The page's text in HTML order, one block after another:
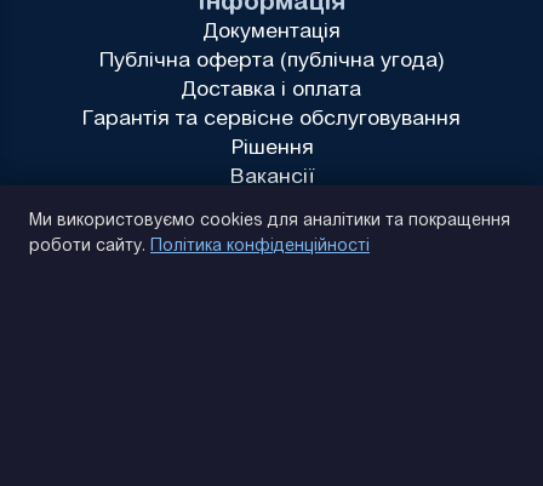
Документація
Публічна оферта (публічна угода)
Доставка і оплата
Гарантія та сервісне обслуговування
Рішення
Вакансії
Ми використовуємо cookies для аналітики та покращення
роботи сайту. Політика конфіденційності